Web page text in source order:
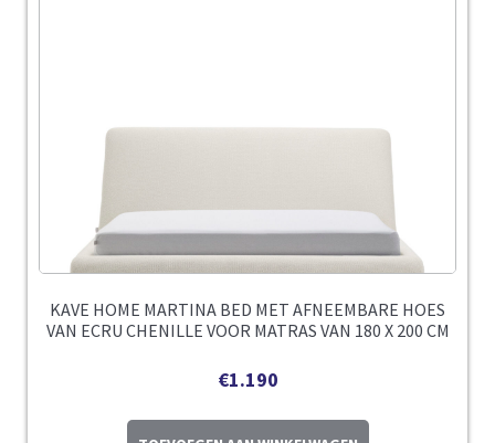
KAVE HOME MARTINA BED MET AFNEEMBARE HOES
VAN ECRU CHENILLE VOOR MATRAS VAN 180 X 200 CM
€1.190